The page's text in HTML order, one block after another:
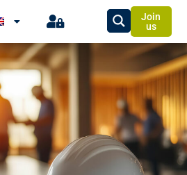
Join
us